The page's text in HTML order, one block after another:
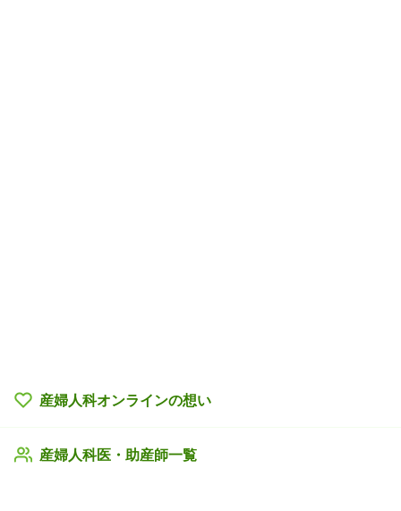
産婦人科オンラインの想い
産婦人科医・助産師一覧